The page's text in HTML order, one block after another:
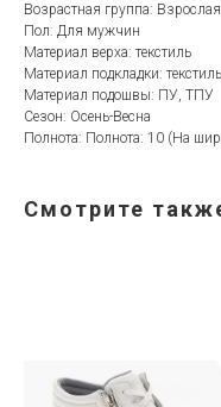
Возрастная группа: Взрослая
Пол: Для мужчин
Материал верха: текстиль
Материал подкладки: текстиль
Материал подошвы: ПУ, ТПУ
Сезон: Осень-Весна
Полнота: Полнота: 10 (На
Смотрите